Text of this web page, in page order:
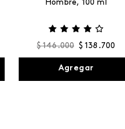
Hombre, 100 ml
$ 146.000 $ 138 .700
Agregar